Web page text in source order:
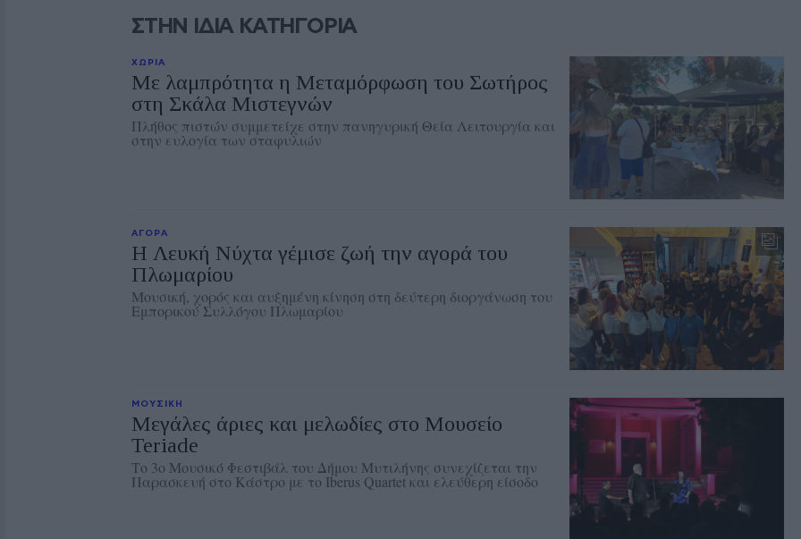
ΣΤΗΝ ΙΔΙΑ ΚΑΤΗΓΟΡΙΑ
ΧΩΡΙΑ
Με λαμπρότητα η Μεταμόρφωση του Σωτήρος
στη Σκάλα Μιστεγνών
Πλήθος πιστών συμμετείχε στην πανηγυρική Θεία Λειτουργία και
στην ευλογία των σταφυλιών
ΑΓΟΡΑ
Η Λευκή Νύχτα γέμισε ζωή την αγορά του
Πλωμαρίου
Μουσική, χορός και αυξημένη κίνηση στη δεύτερη διοργάνωση του
Εμπορικού Συλλόγου Πλωμαρίου
ΜΟΥΣΙΚΗ
Μεγάλες άριες και μελωδίες στο Μουσείο
Teriade
Το 3ο Μουσικό Φεστιβάλ του Δήμου Μυτιλήνης συνεχίζεται την
Παρασκευή στο Κάστρο με το Iberus Quartet και ελεύθερη είσοδο